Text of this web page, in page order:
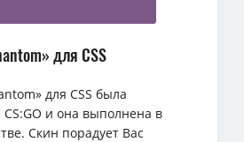
для CSS
для CSS была
и она выполнена в
Скин порадует Вас